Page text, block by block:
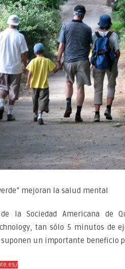
mejoran la salud mental
la Sociedad Americana de
tan sólo 5 minutos de
un importante beneficio